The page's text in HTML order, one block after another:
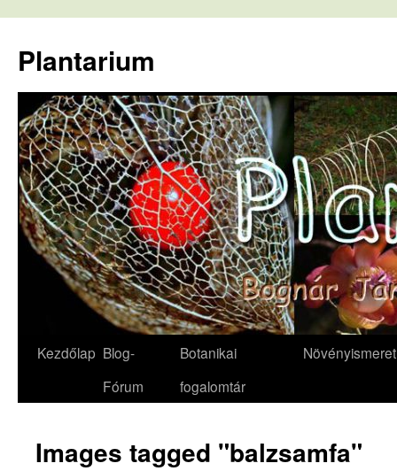
tartalomba
Plantarium
Kezdőlap Blog-
Fórum
Botanikai
fogalomtár
Növényismeret
Images tagged "balzsamfa"